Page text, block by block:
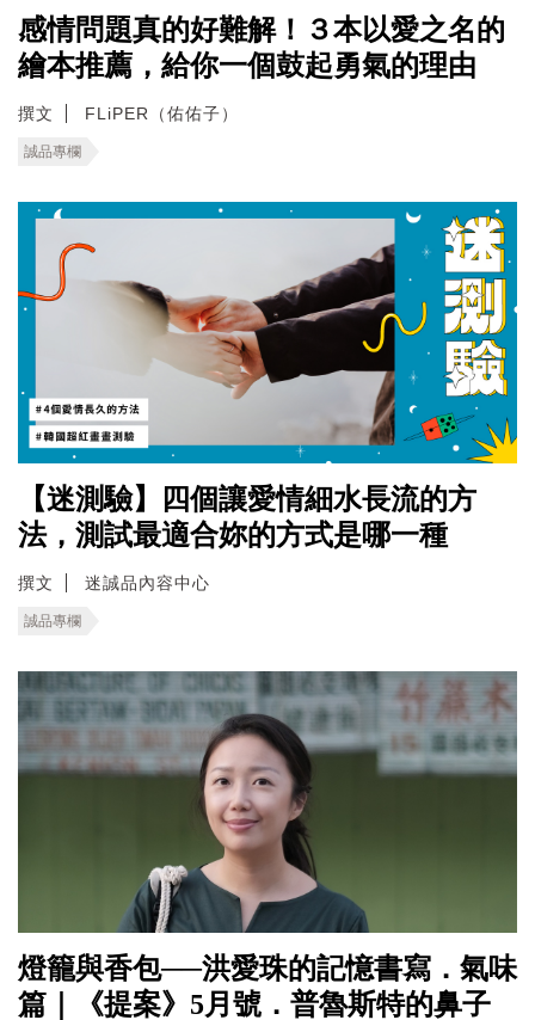
感情問題真的好難解！３本以愛之名的
繪本推薦，給你一個鼓起勇氣的理由
撰文 FLiPER（佑佑子）
誠品專欄
【迷測驗】四個讓愛情細水長流的方
法，測試最適合妳的方式是哪一種
撰文 迷誠品內容中心
誠品專欄
燈籠與香包──洪愛珠的記憶書寫．氣味
篇｜《提案》5月號．普魯斯特的鼻子